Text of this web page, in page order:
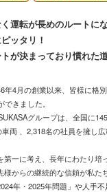
運転が長めのルートに
ッタリ！
が決まっており慣れた
年4月の創業以来、皆様に格
きました。
グループは、全国に
両 、2,318名の社員を擁し
第一に考え、長年にわたり培
からの継続的な信頼が私た
年・2025年問題」や人手